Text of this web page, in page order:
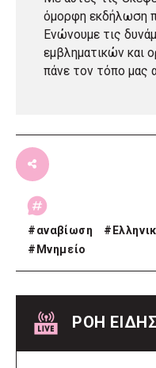
όμορφη εκδήλωση
Ενώνουμε τις
εμβληματικών και
πάνε τον τόπο μας
#αναβίωση #
# Μνημείο
ΡΟΗ